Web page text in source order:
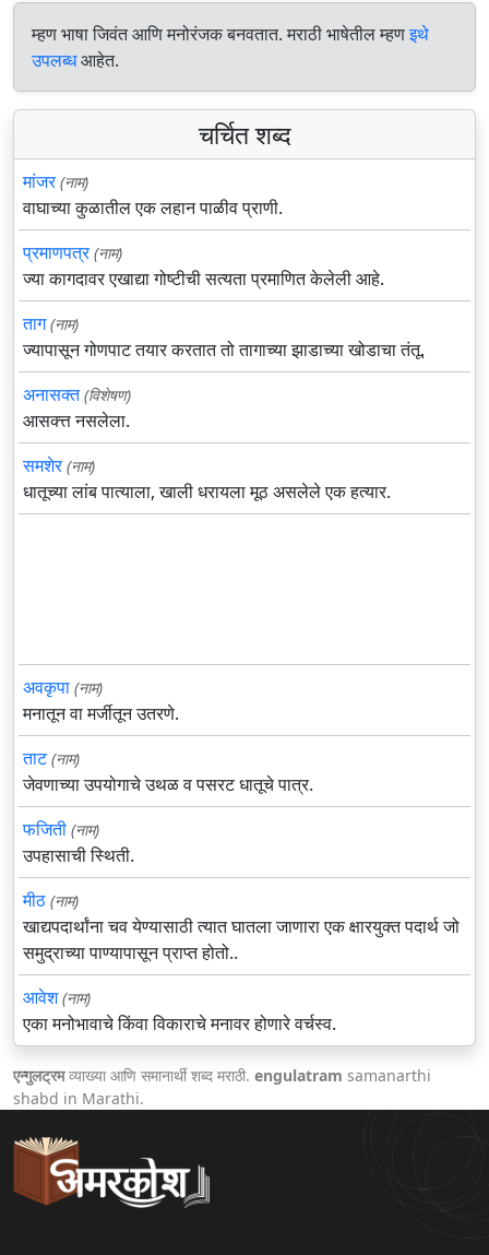
म्हण भाषा जिवंत आणि मनोरंजक बनवतात. मराठी भाषेतील म्हणइथे
उपलब्धआहेत.
चर्चित शब्द
मांजर (नाम)
वाघाच्या कुळातील एक लहान पाळीव प्राणी.
प्रमाणपत्र (नाम)
ज्या कागदावर एखाद्या गोष्टीची सत्यता प्रमाणित केलेली आहे.
ताग (नाम)
ज्यापासून गोणपाट तयार करतात तो तागाच्या झाडाच्या खोडाचा तंतू.
अनासक्त (विशेषण)
आसक्त्त नसलेला.
समशेर (नाम)
धातूच्या लांब पात्याला, खाली धरायला मूठ असलेले एक हत्यार.
अवकृपा (नाम)
मनातून वा मर्जीतून उतरणे.
ताट (नाम)
जेवणाच्या उपयोगाचे उथळ व पसरट धातूचे पात्र.
फजिती (नाम)
उपहासाची स्थिती.
मीठ (नाम)
खाद्यपदार्थांना चव येण्यासाठी त्यात घातला जाणारा एक क्षारयुक्त पदार्थ जो
समुद्राच्या पाण्यापासून प्राप्त होतो..
आवेश (नाम)
एका मनोभावाचे किंवा विकाराचे मनावर होणारे वर्चस्व.
एन्गुलट्रमव्याख्या आणि समानार्थी शब्द मराठी. engulatram samanarthi
shabd in Marathi.